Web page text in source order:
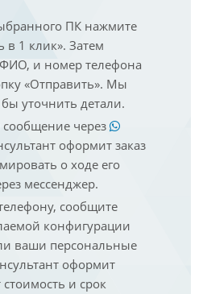
ПК нажмите
в 1 клик». Затем
и номер телефона
«Отправить». Мы
уточнить детали.
через
оформит заказ
о ходе его
мессенджер.
сообщите
конфигурации
ваши персональные
оформит
и срок